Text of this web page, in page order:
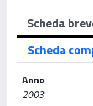
Scheda
Scheda
Anno
2003